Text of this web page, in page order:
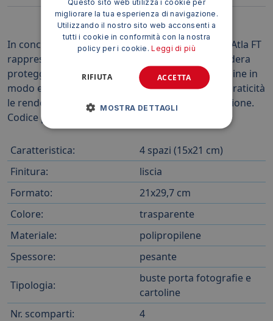
In conclusione, le Buste a foratura univ. Sei Rota Atla FT
rappresentano una soluzione ideale per chi desidera
proteggere e organizzare le proprie foto e cartoline in
modo efficiente e duraturo. La loro versatilità e praticità
le rendono adatte a diverse esigenze di archiviazione.
Codice produttore: 662533
Caratteristica:
4 spazi (15x21 cm)
Finitura:
liscia
Formato:
21x29,7 cm
Colore:
trasparente
Materiale:
polipropilene
Spessore:
pesante
Tipologia:
buste porta fotografie e
cartoline
Nr. scomparti:
4
Questo sito web utilizza i cookie per
migliorare la tua esperienza di navigazione.
Utilizzando il nostro sito web acconsenti a
tutti i cookie in conformità con la nostra
policy per i cookie.Leggi di più
ACCETTA
RIFIUTA
MOSTRA DETTAGLI